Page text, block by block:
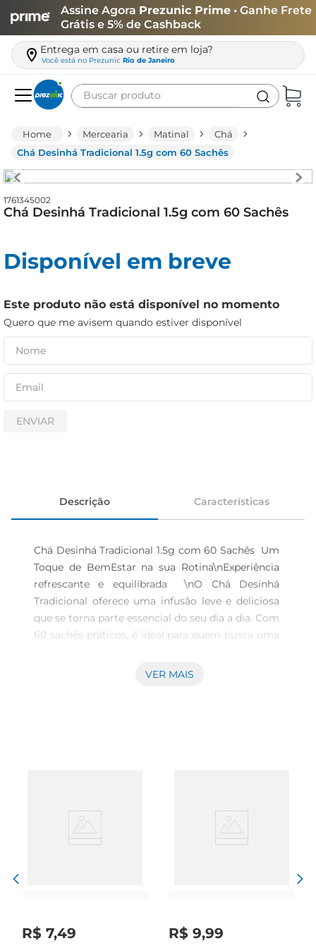
Assine Agora Prezunic Prime • Ganhe Frete
Grátis e 5% de Cashback
Entrega em casa ou retire em loja?
Você está no Prezunic Rio de Janeiro
Buscar produto
Mercearia Matinal
Chá
Chá Desinhá Tradicional 1.5g com 60 Sachês
1761345002
Chá Desinhá Tradicional 1.5g com 60 Sachês
Disponível em breve
Este produto não está disponível no momento
Quero que me avisem quando estiver disponível
ENVIAR
Descrição Características
Chá Desinhá Tradicional 1.5g com 60 Sachês  Um
Toque de BemEstar na sua Rotina\nExperiência
refrescante e equilibrada  \nO Chá Desinhá
Tradicional oferece uma infusão leve e deliciosa
que se torna parte essencial do seu dia a dia. Com
60 sachês práticos, é ideal para quem busca uma
contém 1.5g do blend cuidadosamente
refeições. Uma xícara deste chá pode ser o aliado
frescura e o aroma característico do chá,
VER MAIS
R$ 7,49 R$ 9,99
leite
queijo
biscoito
papel higiênico
cerveja